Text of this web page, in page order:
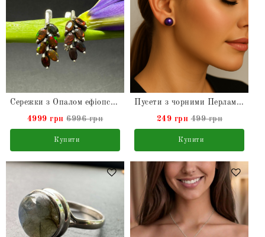
Сережки з Опалом ефіопським натуральним зі срібла
4999 грн 6996 грн
Купити
Пусети з чорними Перлами натуральними
249 грн 499 грн
Купити